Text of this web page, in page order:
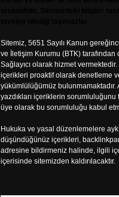
Sitemiz, 5651 Sayılı Kanun
ve İletişim Kurumu (BTK) tarafından
Sağlayıcı olarak hizmet
içerikleri proaktif olarak denetleme
yükümlülüğümüz bulunmamaktadır.
yazdıkları içeriklerin sorumluluğunu
üye olarak bu sorumluluğu kabul
Hukuka ve yasal düzenlemelere
düşündüğünüz içerikleri,
adresine bildirmeniz halinde, ilgili
içerisinde sitemizden kaldırılacaktır.